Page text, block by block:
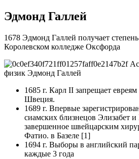
Эдмонд Галлей
1678 Эдмонд Галлей получает
Королевском колледже Оксфорда
физик Эдмонд Галлей
1685 г. Карл II запрещает
Швеция.
1689 г. Впервые
сиамских близнецов Элизабет
завершенное швейцарским
Фатио. в Базеле [1]
1694 г. Выборы в английский
каждые 3 года